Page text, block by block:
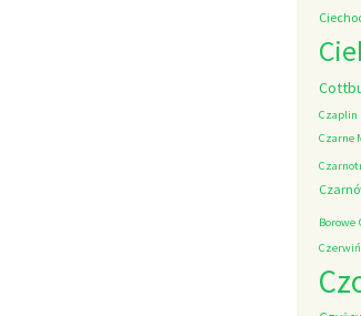
Czaplin
Czarne
Borowe